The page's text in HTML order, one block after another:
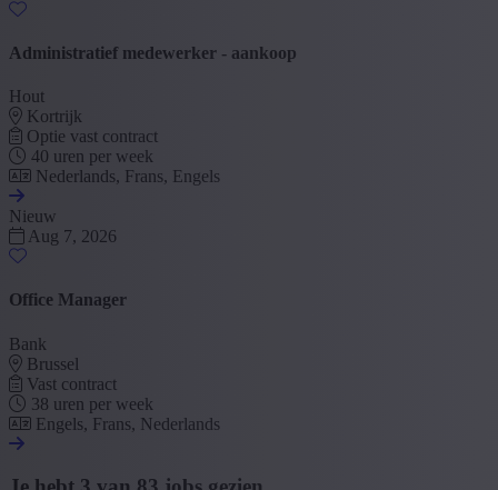
Administratief medewerker - aankoop
Hout
Kortrijk
Optie vast contract
40 uren per week
Nederlands, Frans, Engels
Nieuw
Aug 7, 2026
Office Manager
Bank
Brussel
Vast contract
38 uren per week
Engels, Frans, Nederlands